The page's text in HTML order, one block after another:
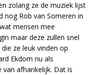
zolang ze de muziek lijst
nog Rob van Someren in
mensen mee
maar deze zullen snel
ze leuk vinden op
Ekdom nu als
afhankelijk. Dat is